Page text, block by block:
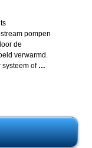
pompen
de
verwarmd.
systeem of …